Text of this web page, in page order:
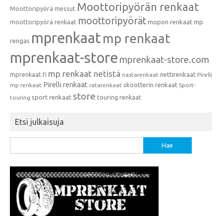
Moottoripyörä messut Moottoripyörän renkaat
moottoripyörä renkaat moottoripyörät mopon renkaat mp
rengas mprenkaat mp renkaat
mprenkaat-store mprenkaat-store.com
mprenkaat.fi mp renkaat netistä nastarenkaat nettirenkaat Pirelli
mp renkaat Pirelli renkaat ratarenkaat skootterin renkaat Sport-
touring sport renkaat store touring renkaat
Etsi julkaisuja